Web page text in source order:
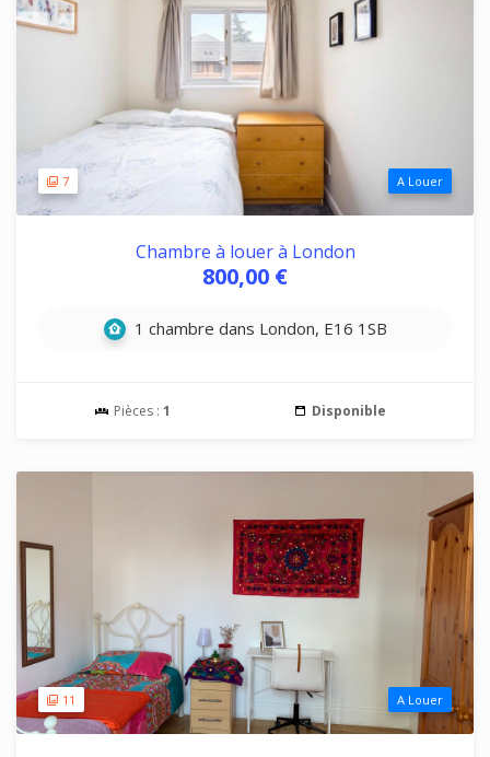
7 A Louer
Chambre à louer à London
800,00 €
1 chambre dans London, E16 1SB
Pièces : 1 Disponible
11 A Louer